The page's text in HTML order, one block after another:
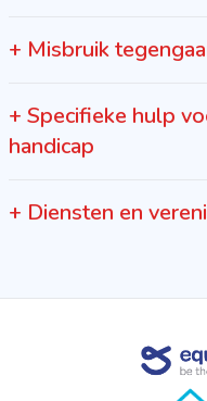
+ Misbruik
+ Specifieke hulp
handicap
+ Diensten en